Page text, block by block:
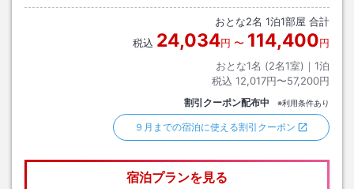
おとな2名 1泊1部屋 合計
税込 24,034円 〜 114,400円
おとな1名 (2名1室)｜ 1泊
税込 12,017円〜57,200円
割引クーポン配布中 ※利用条件あり
９月までの宿泊に使える割引クーポン
宿泊プランを見る